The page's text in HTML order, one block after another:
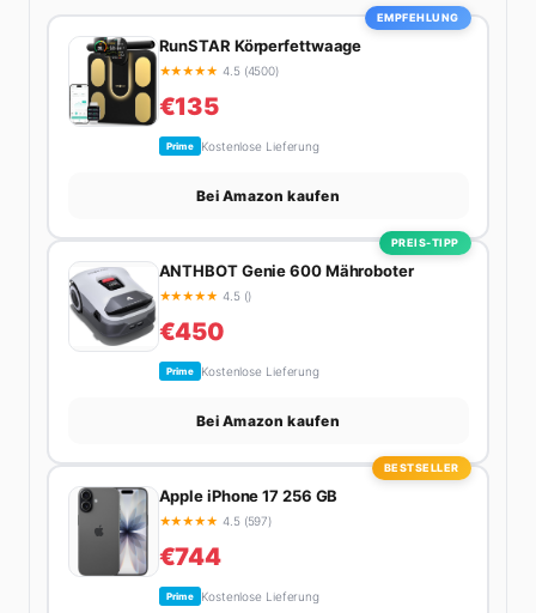
EMPFEHLUNG
RunSTAR Körperfettwaage
★★★★★ 4.5 (4500)
€135
Prime Kostenlose Lieferung
Bei Amazon kaufen
PREIS-TIPP
ANTHBOT Genie 600 Mähroboter
★★★★★ 4.5 ()
€450
Prime Kostenlose Lieferung
Bei Amazon kaufen
BESTSELLER
Apple iPhone 17 256 GB
★★★★★ 4.5 (597)
€744
Prime Kostenlose Lieferung